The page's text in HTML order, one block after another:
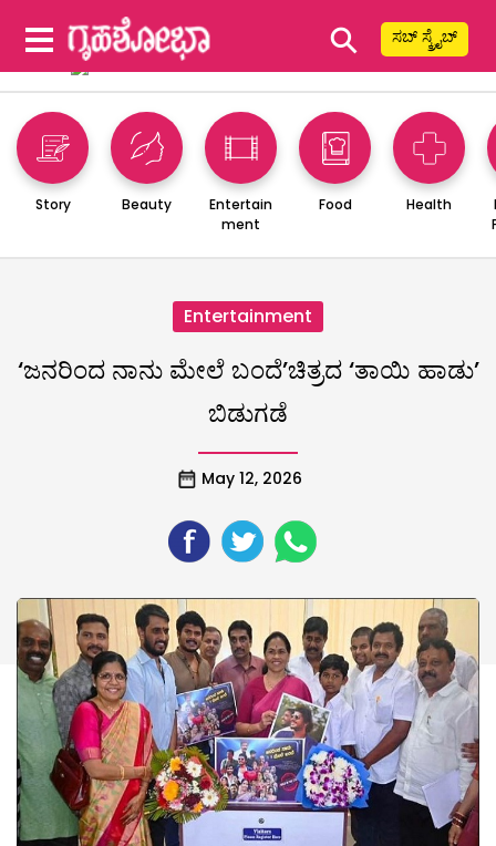
⚲ ಸಬ್ ಸ್ಕ್ರೈಬ್
Story Beauty
Entertain
ment
Food Health
Entertainment
‘ಜನರಿಂದ ನಾನು ಮೇಲೆ ಬಂದೆ’ಚಿತ್ರದ ‘ತಾಯಿ ಹಾಡು’
ಬಿಡುಗಡೆ
May 12, 2026